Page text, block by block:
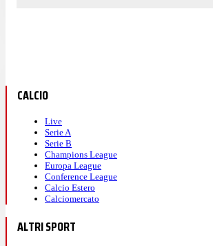
CALCIO
Live
Serie A
Serie B
Champions League
Europa League
Conference League
Calcio Estero
Calciomercato
ALTRI SPORT